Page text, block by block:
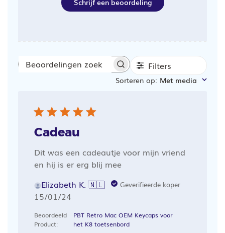
Beoordelingen
Filters
Sorteren op: Met media
Cadeau
Dit was een cadeautje voor mijn vriend
en hij is er erg blij mee
Elizabeth K. 🇳🇱
Geverifieerde koper
Publicatiedatum
15/01/24
Beoordeeld
Product:
PBT Retro Mac OEM Keycaps voor
het K8 toetsenbord